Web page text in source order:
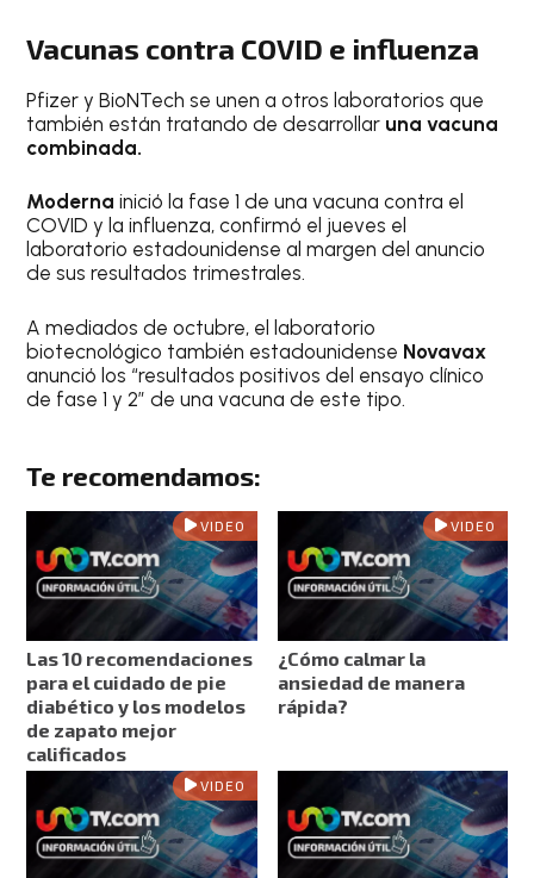
Vacunas contra COVID e influenza
Pfizer y BioNTech se unen a otros laboratorios que
también están tratando de desarrollar una vacuna
combinada.
Moderna inició la fase 1 de una vacuna contra el
COVID y la influenza, confirmó el jueves el
laboratorio estadounidense al margen del anuncio
de sus resultados trimestrales.
A mediados de octubre, el laboratorio
biotecnológico también estadounidense Novavax
anunció los “resultados positivos del ensayo clínico
de fase 1 y 2” de una vacuna de este tipo.
Te recomendamos:
VIDEO
Las 10 recomendaciones
para el cuidado de pie
diabético y los modelos
de zapato mejor
calificados
VIDEO
¿Cómo calmar la
ansiedad de manera
rápida?
VIDEO